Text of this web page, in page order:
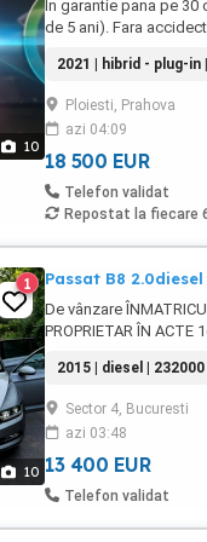
10
In garantie pana pe 30
de 5 ani). Fara
doar la naveta(30km
de uzura, placutele si
deloc uzate datarita
regenerativa. Masina
dotari suplimentare ...
2021 | hibrid - plug-in
Ploiesti, Prahova
azi 04:09
18 500 EUR
Telefon validat
Repostat la fiecare
10
1 Passat B8
De vânzare
PROPRIETAR ÎN
Automată Plafon
panoramic Km
față-spate Senzori
faruri Matrix Parktronic
remorcare electric haion
2015 | diesel |
Sector 4, Bucuresti
azi 03:48
13 400 EUR
Telefon validat